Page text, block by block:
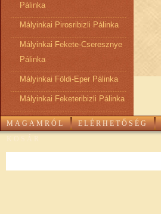
Pálinka
Mályinkai Pirosribizli Pálinka
Mályinkai Fekete-Cseresznye
Pálinka
Mályinkai Földi-Eper Pálinka
Mályinkai Feketeribizli Pálinka
MAGAMRÓL ELÉRHETŐSÉG
KOSÁR